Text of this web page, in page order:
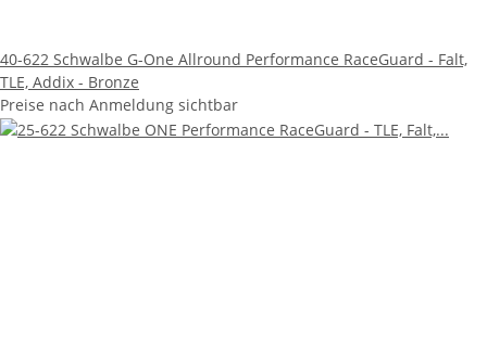
40-622 Schwalbe G-One Allround Performance RaceGuard - Falt,
TLE, Addix - Bronze
Preise nach Anmeldung sichtbar